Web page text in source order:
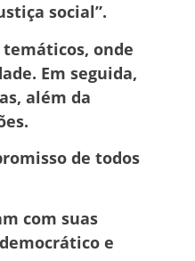
social”.
onde
Em seguida,
além da
de todos
com suas
e